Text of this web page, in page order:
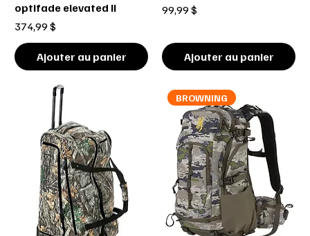
optifade elevated II
Prix
374,99 $
Ajouter au panier
Prix
99,99 $
Ajouter au panier
BROWNING